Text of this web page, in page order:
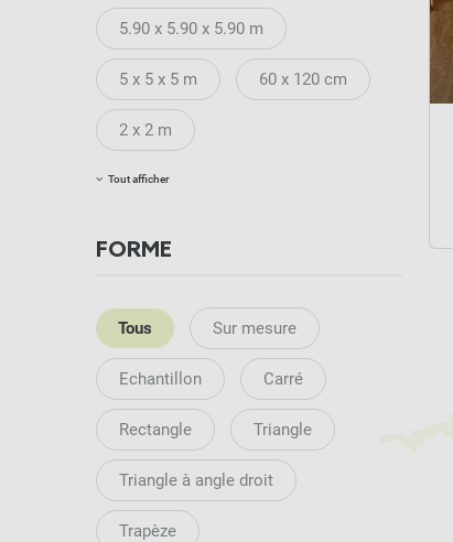
5.90 x 5.90 x 5.90 m
5 x 5 x 5 m 60 x 120 cm
2 x 2 m
Tout afficher
FORME
Tous Sur mesure
Echantillon Carré
Rectangle Triangle
Triangle à angle droit
Trapèze